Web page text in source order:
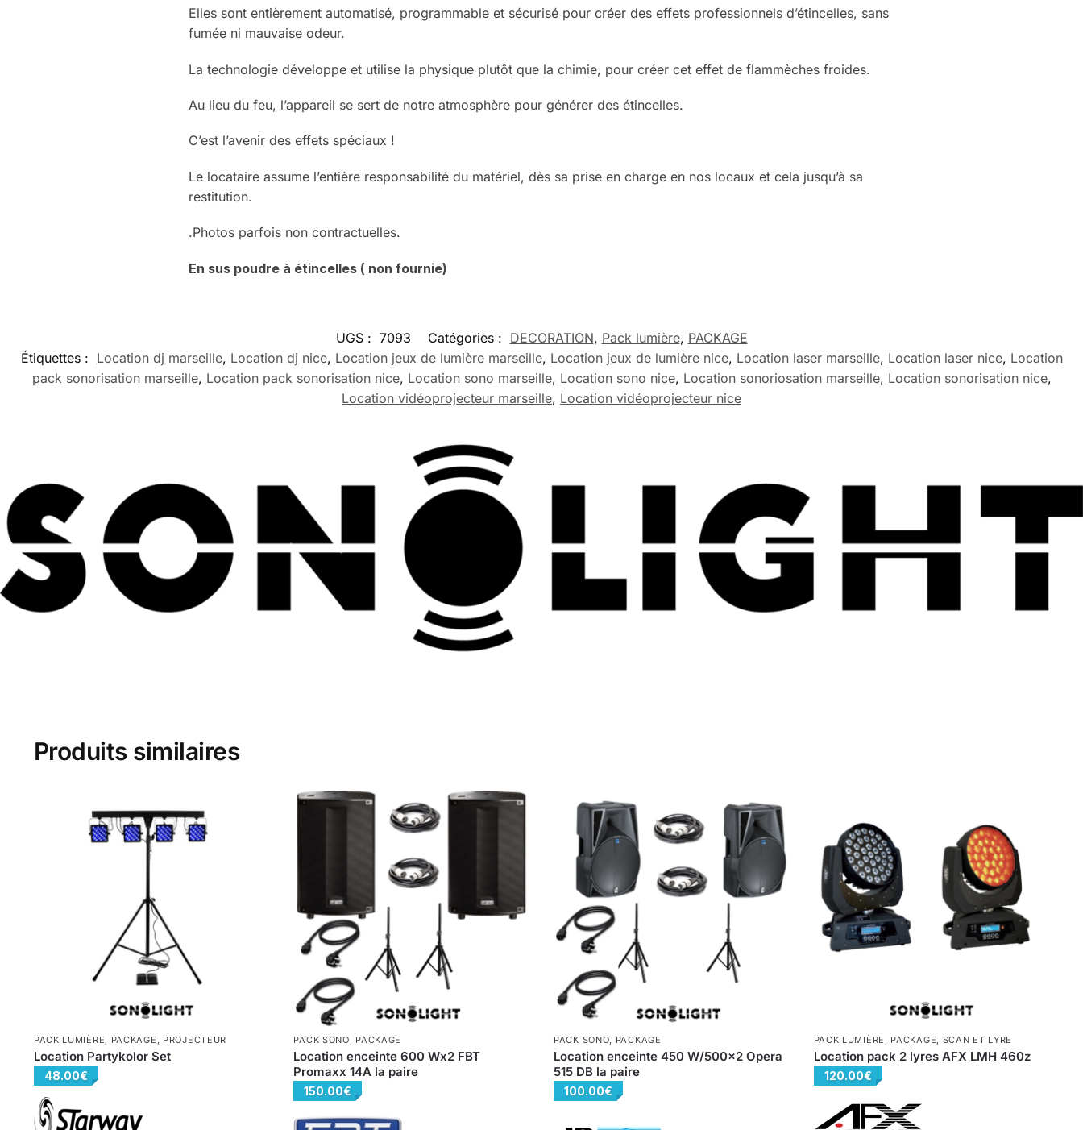
Elles sont entièrement automatisé, programmable et sécurisé pour créer des effets professionnels d’étincelles, sans
fumée ni mauvaise odeur.
La technologie développe et utilise la physique plutôt que la chimie, pour créer cet effet de flammèches froides.
Au lieu du feu, l’appareil se sert de notre atmosphère pour générer des étincelles.
C’est l’avenir des effets spéciaux !
Le locataire assume l’entière responsabilité du matériel, dès sa prise en charge en nos locaux et cela jusqu’à sa
restitution.
.Photos parfois non contractuelles.
En sus poudre à étincelles ( non fournie)
UGS : 7093 Catégories : DECORATION, Pack lumière, PACKAGE
Étiquettes : Location dj marseille, Location dj nice, Location jeux de lumière marseille, Location jeux de lumière nice, Location laser marseille, Location laser nice, Location
pack sonorisation marseille, Location pack sonorisation nice, Location sono marseille, Location sono nice, Location sonoriosation marseille, Location sonorisation nice,
Location vidéoprojecteur marseille, Location vidéoprojecteur nice
Produits similaires
PACK LUMIÈRE, PACKAGE , PROJECTEUR
Location Partykolor Set
48.00€
PACK SONO, PACKAGE
Location enceinte 600 Wx2 FBT
Promaxx 14A la paire
150.00€
PACK SONO, PACKAGE
Location enceinte 450 W/500×2 Opera
515 DB la paire
100.00€
PACK LUMIÈRE , PACKAGE, SCAN ET LYRE
Location pack 2 lyres AFX LMH 460z
120.00€